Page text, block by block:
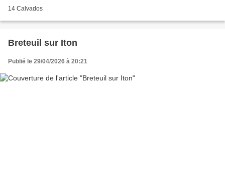
14 Calvados
Breteuil sur Iton
Publié le 29/04/2026 à 20:21